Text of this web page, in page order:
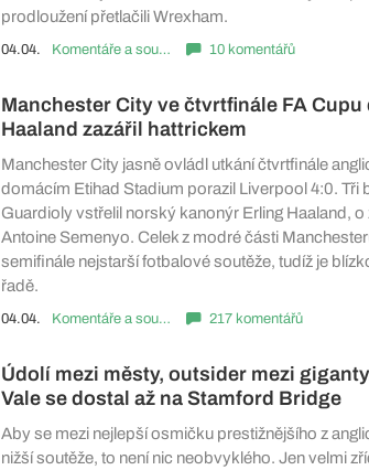
prodloužení přetlačili Wrexham.
04.04. Komentáře a souhrny 10 komentářů
Manchester City ve čtvrtfinále FA
Haaland zazářil hattrickem
Manchester City jasně ovládl utkání čtvrtfinále
domácím Etihad Stadium porazil Liverpool 4:0. Tři
Guardioly vstřelil norský kanonýr Erling Haaland, o
Antoine Semenyo. Celek z modré části
semifinále nejstarší fotbalové soutěže, tudíž je
řadě.
04.04. Komentáře a souhrny 217 komentářů
Údolí mezi městy, outsider mezi
Vale se dostal až na Stamford Bridge
Aby se mezi nejlepší osmičku prestižnějšího z
nižší soutěže, to není nic neobvyklého. Jen velmi